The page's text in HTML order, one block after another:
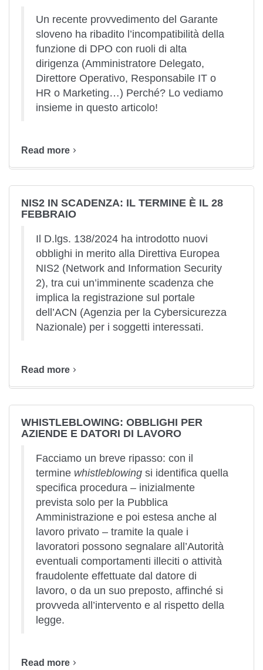
Un recente provvedimento del Garante
sloveno ha ribadito l’incompatibilità della
funzione di DPO con ruoli di alta
dirigenza (Amministratore Delegato,
Direttore Operativo, Responsabile IT o
HR o Marketing…) Perché? Lo vediamo
insieme in questo articolo!
Read more
NIS2 IN SCADENZA: IL TERMINE È IL 28
FEBBRAIO
Il D.lgs. 138/2024 ha introdotto nuovi
obblighi in merito alla Direttiva Europea
NIS2 (Network and Information Security
2), tra cui un’imminente scadenza che
implica la registrazione sul portale
dell’ACN (Agenzia per la Cybersicurezza
Nazionale) per i soggetti interessati.
Read more
WHISTLEBLOWING: OBBLIGHI PER
AZIENDE E DATORI DI LAVORO
Facciamo un breve ripasso: con il
termine whistleblowing si identifica quella
specifica procedura – inizialmente
prevista solo per la Pubblica
Amministrazione e poi estesa anche al
lavoro privato – tramite la quale i
lavoratori possono segnalare all’Autorità
eventuali comportamenti illeciti o attività
fraudolente effettuate dal datore di
lavoro, o da un suo preposto, affinché si
provveda all’intervento e al rispetto della
legge.
Read more